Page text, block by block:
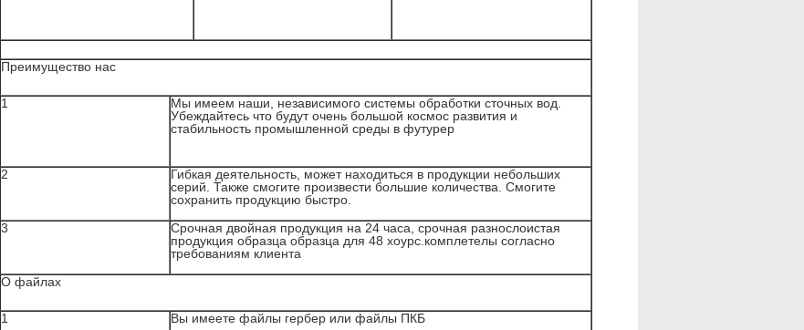
Преимущество нас
1
Мы имеем наши, независимого системы обработки сточных вод.
Убеждайтесь что будут очень большой космос развития и
стабильность промышленной среды в футурер
2
Гибкая деятельность, может находиться в продукции небольших
серий. Также смогите произвести большие количества. Смогите
сохранить продукцию быстро.
3
Срочная двойная продукция на 24 часа, срочная разнослоистая
продукция образца образца для 48 хоурс.комплетелы согласно
требованиям клиента
О файлах
1
Вы имеете файлы гербер или файлы ПКБ